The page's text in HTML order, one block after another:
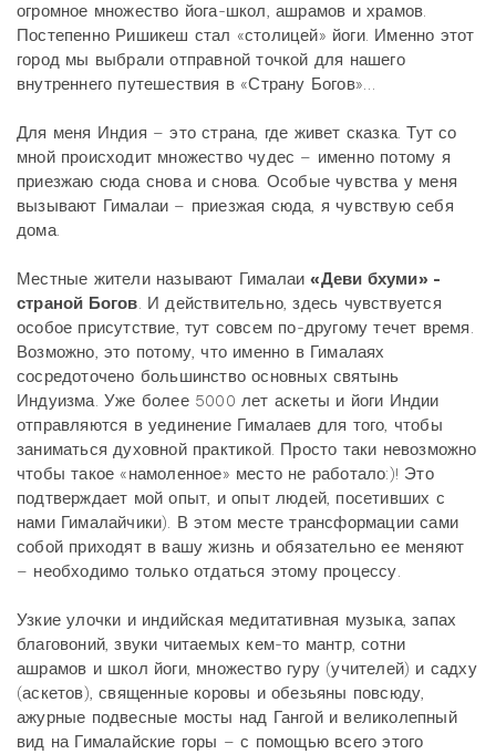
огромное множество йога-школ, ашрамов и храмов.
Постепенно Ришикеш стал «столицей» йоги. Именно этот
город мы выбрали отправной точкой для нашего
внутреннего путешествия в «Страну Богов»…
Для меня Индия – это страна, где живет сказка. Тут со
мной происходит множество чудес – именно потому я
приезжаю сюда снова и снова. Особые чувства у меня
вызывают Гималаи – приезжая сюда, я чувствую себя
дома.
Местные жители называют Гималаи«Деви бхуми» -
страной Богов. И действительно, здесь чувствуется
особое присутствие, тут совсем по-другому течет время.
Возможно, это потому, что именно в Гималаях
сосредоточено большинство основных святынь
Индуизма. Уже более 5000 лет аскеты и йоги Индии
отправляются в уединение Гималаев для того, чтобы
заниматься духовной практикой. Просто таки невозможно
чтобы такое «намоленное» место не работало:)! Это
подтверждает мой опыт, и опыт людей, посетивших с
нами Гималайчики). В этом месте трансформации сами
собой приходят в вашу жизнь и обязательно ее меняют
– необходимо только отдаться этому процессу.
Узкие улочки и индийская медитативная музыка, запах
благовоний, звуки читаемых кем-то мантр, сотни
ашрамов и школ йоги, множество гуру (учителей) и садху
(аскетов), священные коровы и обезьяны повсюду,
ажурные подвесные мосты над Гангой и великолепный
вид на Гималайские горы – с помощью всего этого